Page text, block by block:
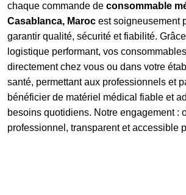
chaque commande de consommable
Casablanca, Maroc est soigneusement
garantir qualité, sécurité et fiabilité.
logistique performant, vos
directement chez vous ou dans votre
santé, permettant aux professionnels et
bénéficier de matériel médical fiable et
besoins quotidiens. Notre engagement :
professionnel, transparent et accessible